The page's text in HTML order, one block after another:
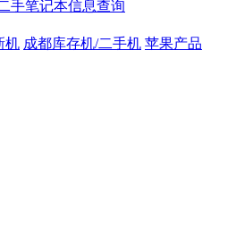
手笔记本信息查询
机 成都库存机/二手机 苹果产品